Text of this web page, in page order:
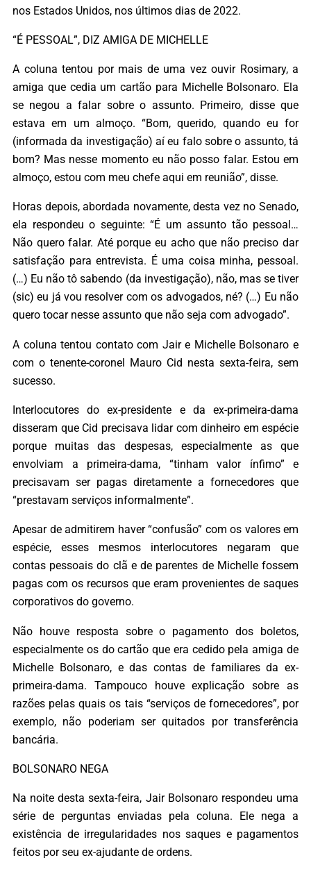
nos Estados Unidos, nos últimos dias de 2022.
“É PESSOAL”, DIZ AMIGA DE MICHELLE
A coluna tentou por mais de uma vez ouvir Rosimary, a
amiga que cedia um cartão para Michelle Bolsonaro. Ela
se negou a falar sobre o assunto. Primeiro, disse que
estava em um almoço. “Bom, querido, quando eu for
(informada da investigação) aí eu falo sobre o assunto, tá
bom? Mas nesse momento eu não posso falar. Estou em
almoço, estou com meu chefe aqui em reunião”, disse.
Horas depois, abordada novamente, desta vez no Senado,
ela respondeu o seguinte: “É um assunto tão pessoal…
Não quero falar. Até porque eu acho que não preciso dar
satisfação para entrevista. É uma coisa minha, pessoal.
(…) Eu não tô sabendo (da investigação), não, mas se tiver
(sic) eu já vou resolver com os advogados, né? (…) Eu não
quero tocar nesse assunto que não seja com advogado”.
A coluna tentou contato com Jair e Michelle Bolsonaro e
com o tenente-coronel Mauro Cid nesta sexta-feira, sem
sucesso.
Interlocutores do ex-presidente e da ex-primeira-dama
disseram que Cid precisava lidar com dinheiro em espécie
porque muitas das despesas, especialmente as que
envolviam a primeira-dama, “tinham valor ínfimo” e
precisavam ser pagas diretamente a fornecedores que
“prestavam serviços informalmente”.
Apesar de admitirem haver “confusão” com os valores em
espécie, esses mesmos interlocutores negaram que
contas pessoais do clã e de parentes de Michelle fossem
pagas com os recursos que eram provenientes de saques
corporativos do governo.
Não houve resposta sobre o pagamento dos boletos,
especialmente os do cartão que era cedido pela amiga de
Michelle Bolsonaro, e das contas de familiares da ex-
primeira-dama. Tampouco houve explicação sobre as
razões pelas quais os tais “serviços de fornecedores”, por
exemplo, não poderiam ser quitados por transferência
bancária.
BOLSONARO NEGA
Na noite desta sexta-feira, Jair Bolsonaro respondeu uma
série de perguntas enviadas pela coluna. Ele nega a
existência de irregularidades nos saques e pagamentos
feitos por seu ex-ajudante de ordens.